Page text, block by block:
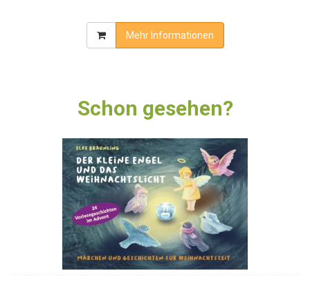
Mehr Informationen
Schon gesehen?